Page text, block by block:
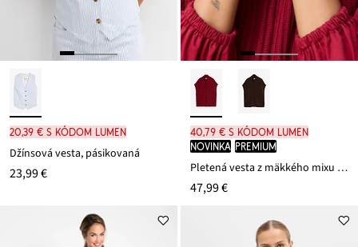
20,39 € s kódom LUMEN
Džínsová vesta, pásikovaná
23,99 €
40,79 € s kódom LUMEN
novinka PREMIUM
Pletená vesta z mäkkého mixu vlny
47,99 €